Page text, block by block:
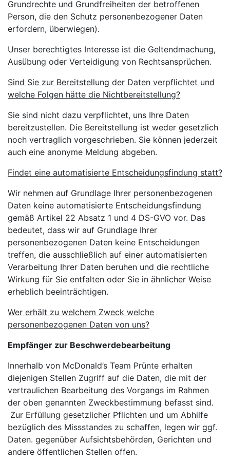
Grundrechte und Grundfreiheiten der betroffenen
Person, die den Schutz personenbezogener Daten
erfordern, überwiegen).
Unser berechtigtes Interesse ist die Geltendmachung,
Ausübung oder Verteidigung von Rechtsansprüchen.
Sind Sie zur Bereitstellung der Daten verpflichtet und
welche Folgen hätte die Nichtbereitstellung?
Sie sind nicht dazu verpflichtet, uns Ihre Daten
bereitzustellen. Die Bereitstellung ist weder gesetzlich
noch vertraglich vorgeschrieben. Sie können jederzeit
auch eine anonyme Meldung abgeben.
Findet eine automatisierte Entscheidungsfindung statt?
Wir nehmen auf Grundlage Ihrer personenbezogenen
Daten keine automatisierte Entscheidungsfindung
gemäß Artikel 22 Absatz 1 und 4 DS-GVO vor. Das
bedeutet, dass wir auf Grundlage Ihrer
personenbezogenen Daten keine Entscheidungen
treffen, die ausschließlich auf einer automatisierten
Verarbeitung Ihrer Daten beruhen und die rechtliche
Wirkung für Sie entfalten oder Sie in ähnlicher Weise
erheblich beeinträchtigen.
Wer erhält zu welchem Zweck welche
personenbezogenen Daten von uns?
Empfänger zur Beschwerdebearbeitung
Innerhalb von McDonald’s Team Prünte erhalten
diejenigen Stellen Zugriff auf die Daten, die mit der
vertraulichen Bearbeitung des Vorgangs im Rahmen
der oben genannten Zweckbestimmung befasst sind.
Zur Erfüllung gesetzlicher Pflichten und um Abhilfe
bezüglich des Missstandes zu schaffen, legen wir ggf.
Daten. gegenüber Aufsichtsbehörden, Gerichten und
andere öffentlichen Stellen offen.